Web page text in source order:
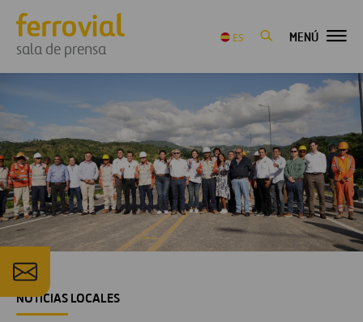
sala de prensa
ES MENÚ
NOTICIAS LOCALES